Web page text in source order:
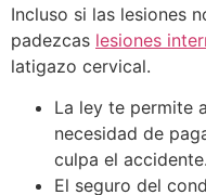
Incluso si las lesiones
padezcas lesiones
latigazo cervical.
La ley te permite
necesidad de
culpa el accidente.
El seguro del